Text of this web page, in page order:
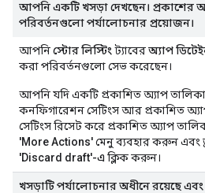
আপনি একটি খসড়া দেখছেন। প্রকাশের
পরিবর্তনগুলো পর্যালোচনার প্রয়োজন।
আপনিস্টোর লিস্টিং ট্যাবেরঅ্যাপ
করা পরিবর্তনগুলো সেভ করেছেন।
আপনি যদি একটি প্রকাশিত অ্যাপ
কনফিগারেশন সেটিংস আর প্রকাশিত
সেটিংস রিসেট করে প্রকাশিত অ্যাপ
'More Actions'মেনু ব্যবহার করুন এবং
'Discard draft'-এ ক্লিক করুন।
খসড়াটি পর্যালোচনার অধীনে রয়েছে এবং